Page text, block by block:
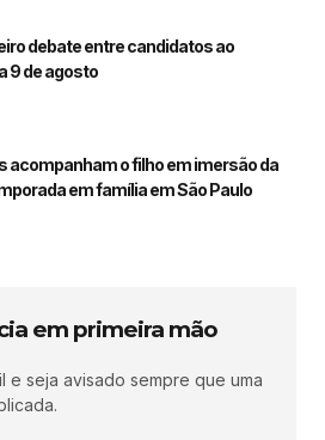
debate entre candidatos ao
9 de agosto
acompanham o filho em imersão da
em família em São Paulo
em primeira mão
e seja avisado sempre que uma